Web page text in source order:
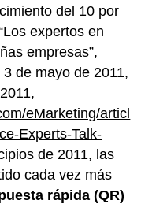
del 10 por
expertos en
empresas”,
3 de mayo de 2011,
eMarketing/articl
Experts-Talk-
de 2011, las
cada vez más
rápida (QR)